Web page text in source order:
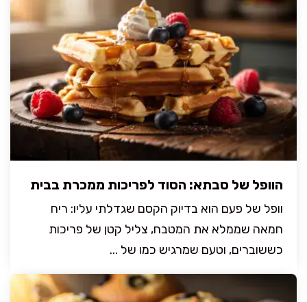
הוופל של סבתא: הסוד לפריכות ממכרת בבית
וופל של פעם הוא בדיוק הקסם שגדלתי עליו: ריח
חמאה שממלא את המטבח, צליל קטן של פריכות
כששוברים, וטעם שמרגיש כמו של ...